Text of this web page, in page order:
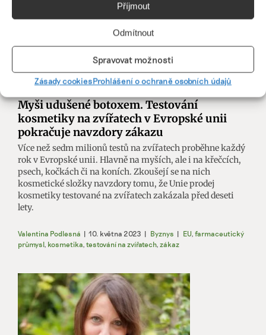
Příjmout
Odmítnout
Spravovat možnosti
Zásady cookiesProhlášení o ochraně osobních údajů
Myši udušené botoxem. Testování
kosmetiky na zvířatech v Evropské unii
pokračuje navzdory zákazu
Více než sedm milionů testů na zvířatech proběhne každý
rok v Evropské unii. Hlavně na myších, ale i na křečcích,
psech, kočkách či na koních. Zkoušejí se na nich
kosmetické složky navzdory tomu, že Unie prodej
kosmetiky testované na zvířatech zakázala před deseti
lety.
Valentina Podlesná | 10. května 2023 | Byznys | EU, farmaceutický
průmysl, kosmetika, testování na zvířatech, zákaz